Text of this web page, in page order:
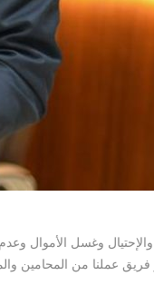
والإحتيال وغسل الأموال
فريق عملنا من المحامين